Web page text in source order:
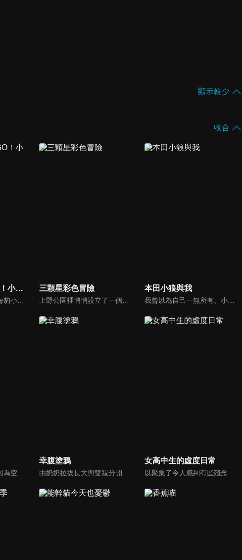
顯示較少
收合
少年阿貝 GO！GO！小芝麻 第三季
小學一年級的阿瑞跟海豹小芝麻，每天在家裡以及學校跟好朋友們渡過開心的時光！超級可愛、有的時候又有點超現實，適合全家一起歡笑的作品！
三顆星彩色冒險 本田小狼與我
我曾以為自己一無所有。小熊是就讀山梨縣北杜市一所高中的女孩。沒有父母朋友，也沒有任何興趣，日子一無所有的她，不經意地看到了中古的Super Cub，一輛又稱本田小狼的機車。小熊買下了這輛機車，單調的日子開始一點一滴發生改變。
龍一與虎太郎兩兄弟因為空難而失去雙親。他們被同樣在空難中失去兒子與兒媳的森之宮學園的理事長所收留。可是收留的條件是龍一必須在學園內的保育室擔任保母。學園特地為了媽媽老師們設置了保育室，並且為了彌補保育室人力不足的窘況而成立了保母社，龍一順理成章的成為保母社的1號社員。
幸腹塗鴉 女高中生的虛度日常